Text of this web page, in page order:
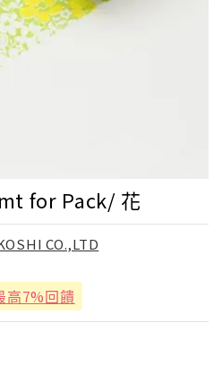
for Pack/ 花
CO.,LTD
高7%回饋